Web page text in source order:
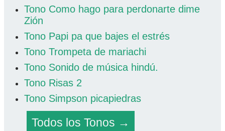
Tono Como hago para perdonarte dime
Zión
Tono Papi pa que bajes el estrés
Tono Trompeta de mariachi
Tono Sonido de música hindú.
Tono Risas 2
Tono Simpson picapiedras
Todos los Tonos →